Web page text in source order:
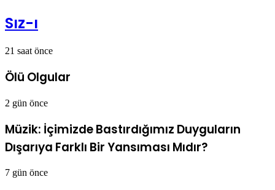
Sız-ı
21 saat önce
Ölü Olgular
2 gün önce
Müzik: İçimizde Bastırdığımız Duyguların
Dışarıya Farklı Bir Yansıması Mıdır?
7 gün önce